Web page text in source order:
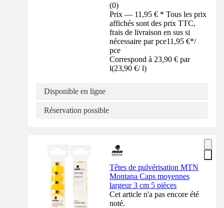
(0)
Prix — 11,95 € * Tous les prix
affichés sont des prix TTC,
frais de livraison en sus si
nécessaire par pce11,95 €*/
pce
Correspond à 23,90 € par
l(23,90 €/ l)
Disponible en ligne
Réservation possible
Têtes de pulvérisation MTN
Montana Caps moyennes
largeur 3 cm 5 pièces
Cet article n'a pas encore été
noté.